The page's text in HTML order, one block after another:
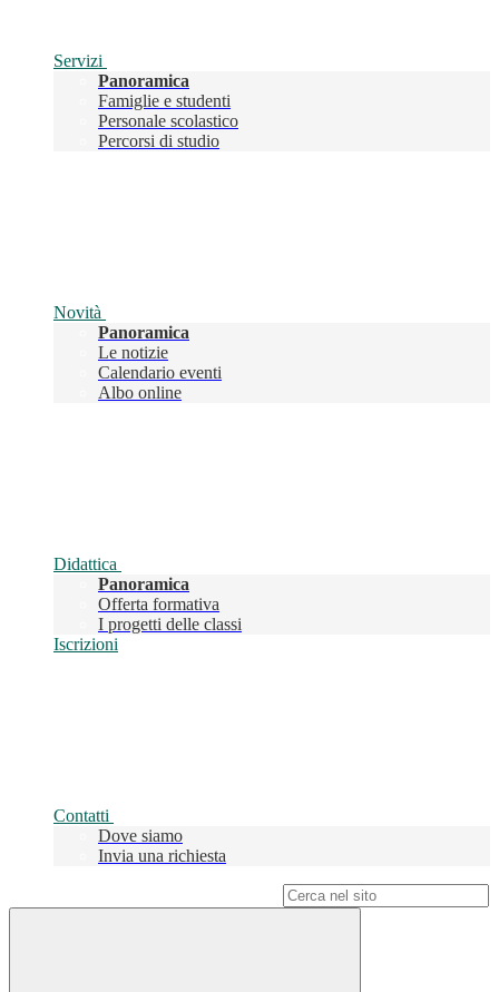
Servizi
Panoramica
Famiglie e studenti
Personale scolastico
Percorsi di studio
Novità
Panoramica
Le notizie
Calendario eventi
Albo online
Didattica
Panoramica
Offerta formativa
I progetti delle classi
Iscrizioni
Contatti
Dove siamo
Invia una richiesta